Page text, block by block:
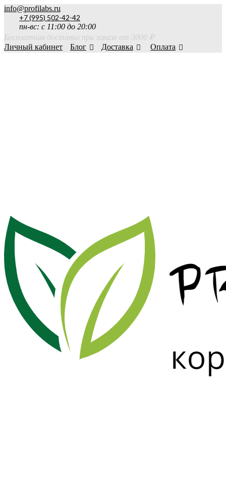
info@profilabs.ru
+7 (995) 502-42-42
пн-вс: с 11:00 до 20:00
Бесплатная доставка при заказе от 3000 ₽
Личный кабинет
Блог Доставка Оплата